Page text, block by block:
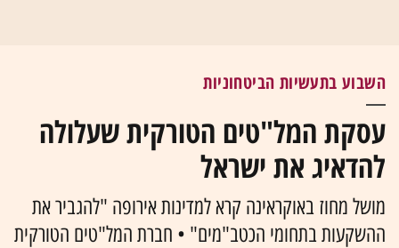
השבוע בתעשיות הביטחוניות
עסקת המל"טים הטורקית שעלולה
להדאיג את ישראל
מושל מחוז באוקראינה קרא למדינות אירופה "להגביר את
ההשקעות בתחומי הכטב"מים" • חברת המל"טים הטורקית